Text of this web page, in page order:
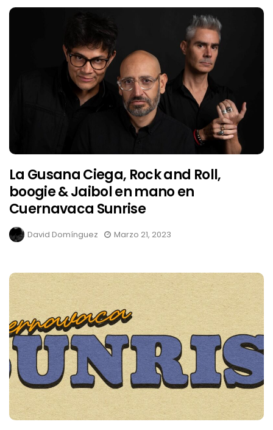
La Gusana Ciega, Rock and Roll,
boogie & Jaibol en mano en
Cuernavaca Sunrise
David Domínguez Marzo 21, 2023